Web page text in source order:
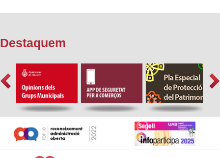
Destaquem